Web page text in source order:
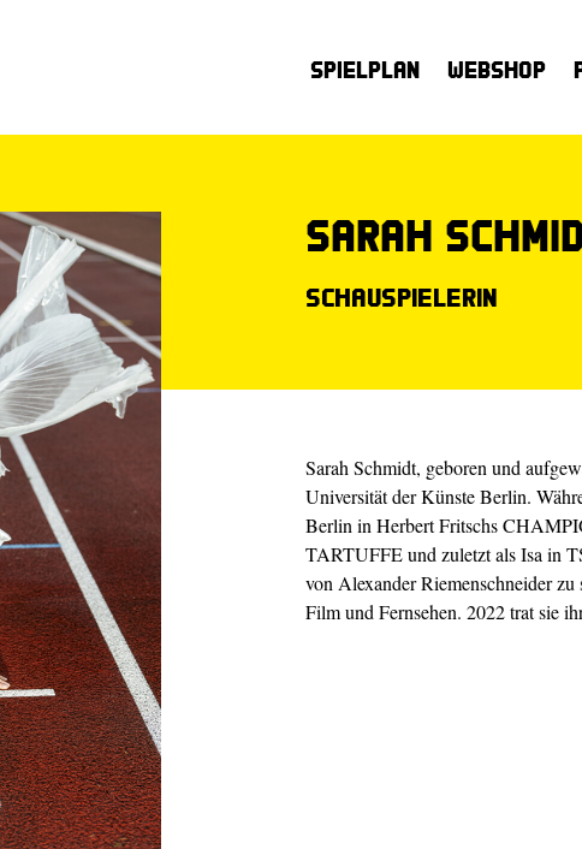
Spielplan Webshop
Sarah
Schauspielerin
Sarah Schmidt, geboren und
Universität der Künste Berlin.
Berlin in Herbert Fritschs
TARTUFFE und zuletzt als Isa in
von Alexander Riemenschneider
Film und Fernsehen. 2022 trat sie